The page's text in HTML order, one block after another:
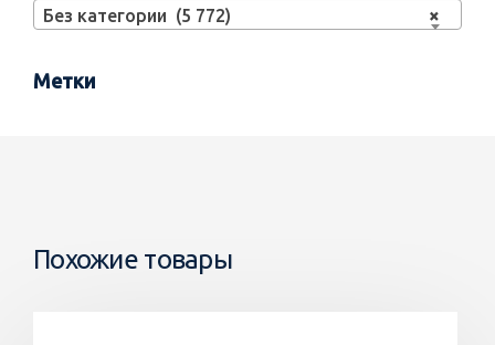
×
Без категории (5 772)
Метки
Похожие товары